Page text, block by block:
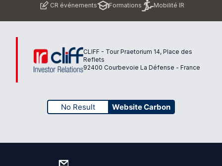
CR événements
Formations Mobilité IR
CLIFF - Tour Praetorium 14, Place des
Reflets
92400 Courbevoie La Défense - France
No Result Website Carbon